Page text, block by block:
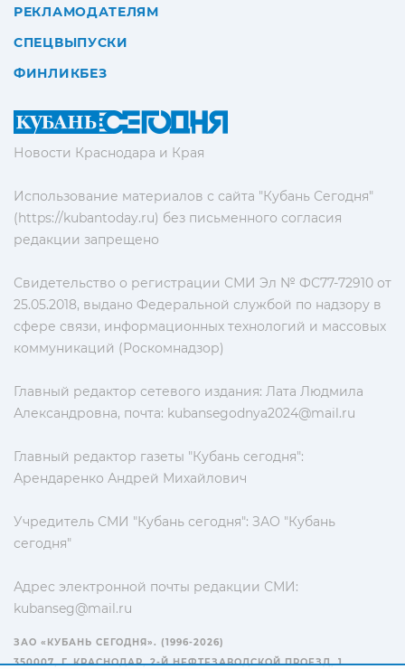
Новости Краснодара и Края
Использование материалов с сайта "Кубань Сегодня"
(https://kubantoday.ru) без письменного согласия
редакции запрещено
Свидетельство о регистрации СМИ Эл № ФС77-72910 от
25.05.2018, выдано Федеральной службой по надзору в
сфере связи, информационных технологий и массовых
коммуникаций (Роскомнадзор)
Главный редактор сетевого издания: Лата Людмила
Александровна, почта: kubansegodnya2024@mail.ru
Главный редактор газеты "Кубань сегодня":
Арендаренко Андрей Михайлович
Учредитель СМИ "Кубань сегодня": ЗАО "Кубань
сегодня"
Адрес электронной почты редакции СМИ:
kubanseg@mail.ru
РЕКЛАМОДАТЕЛЯМ
СПЕЦВЫПУСКИ
ФИНЛИКБЕЗ
ЗАО «КУБАНЬ СЕГОДНЯ». (1996-2026)
350007, Г. КРАСНОДАР, 2-Й НЕФТЕЗАВОДСКОЙ ПРОЕЗД, 1